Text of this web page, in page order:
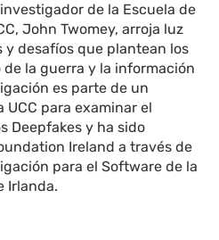
de la Escuela de
John Twomey, arroja luz
y desafíos que plantean los
la guerra y la información
es parte de un
UCC para examinar el
Deepfakes y ha sido
Ireland a través de
para el Software de la
Irlanda.